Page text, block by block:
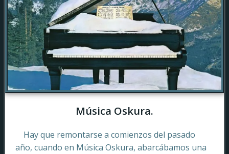
Música Oskura.
Hay que remontarse a comienzos del pasado
año, cuando en Música Oskura, abarcábamos una